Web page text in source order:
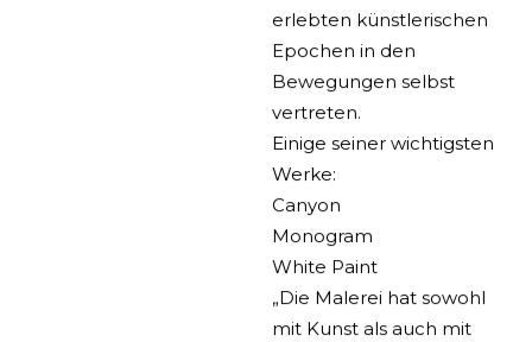
erlebten künstlerischen
Epochen in den
Bewegungen selbst
vertreten.
Einige seiner wichtigsten
Werke:
Canyon
Monogram
White Paint
„Die Malerei hat sowohl
mit Kunst als auch mit